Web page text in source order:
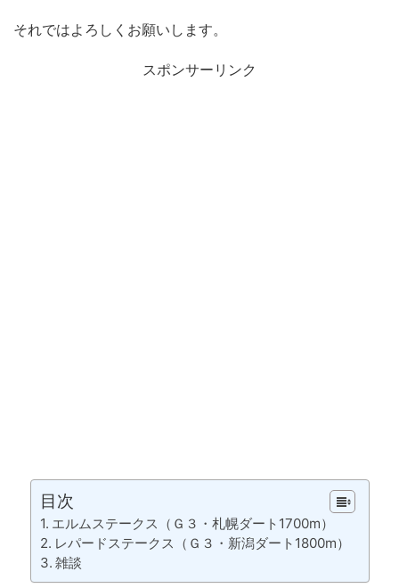
それではよろしくお願いします。
スポンサーリンク
目次
エルムステークス（Ｇ３・札幌ダート1700m）
レパードステークス（Ｇ３・新潟ダート1800m）
雑談